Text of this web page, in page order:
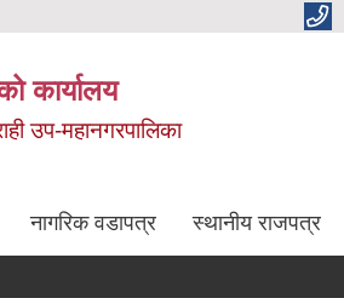
कार्यालय
उप-महानगरपालिका
नागरिक वडापत्र स्थानीय राजपत्र